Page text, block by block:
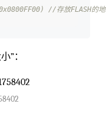
//存放FLASH的
”：